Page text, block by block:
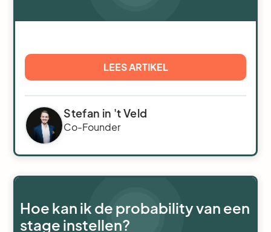
LEES ARTIKEL
Stefan in 't Veld
Co-Founder
Hoe kan ik de probability van een
stage instellen?